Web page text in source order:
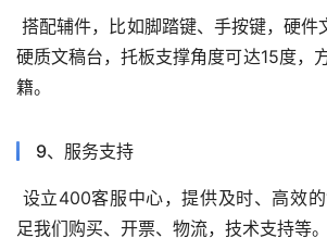
搭配辅件，比如脚踏键、手按键，硬件
硬质文稿台，托板支撑角度可达15度，
籍。
9、服务支持
设立400客服中心，提供及时、高效
足我们购买、开票、物流，技术支持等。